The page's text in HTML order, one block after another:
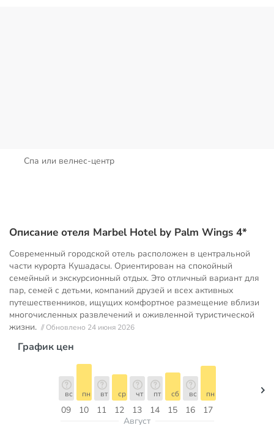
Спа или велнес-центр
Описание отеля Marbel Hotel by Palm Wings 4*
Современный городской отель расположен в центральной
части курорта Кушадасы. Ориентирован на спокойный
семейный и экскурсионный отдых. Это отличный вариант для
пар, семей с детьми, компаний друзей и всех активных
путешественников, ищущих комфортное размещение вблизи
многочисленных развлечений и оживленной туристической
жизни. // Обновлено 24 июня 2026
График цен
09
вс
10
пн
11
вт
12
ср
13
чт
14
пт
15
сб
16
вс
17
пн
Август